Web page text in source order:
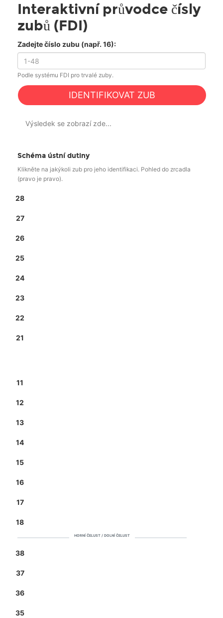
Interaktivní průvodce čísly
zubů (FDI)
Zadejte číslo zubu (např. 16):
Podle systému FDI pro trvalé zuby.
IDENTIFIKOVAT ZUB
Výsledek se zobrazí zde...
Schéma ústní dutiny
Klikněte na jakýkoli zub pro jeho identifikaci. Pohled do zrcadla
(pravo je pravo).
28
27
26
25
24
23
22
21
11
12
13
14
15
16
17
18
HORNÍ ČELUST / DOLNÍ ČELUST
38
37
36
35